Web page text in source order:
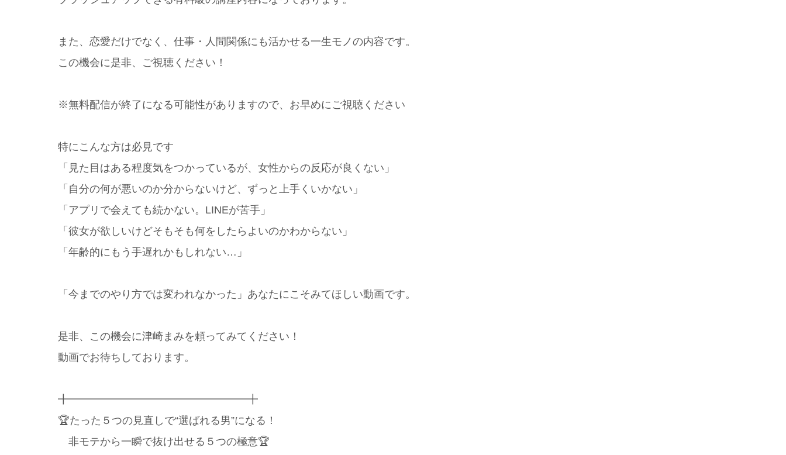
また、恋愛だけでなく、仕事・人間関係にも活かせる一生モノの内容です。
この機会に是非、ご視聴ください！
※無料配信が終了になる可能性がありますので、お早めにご視聴ください
特にこんな方は必見です
「見た目はある程度気をつかっているが、女性からの反応が良くない」
「自分の何が悪いのか分からないけど、ずっと上手くいかない」
「アプリで会えても続かない。LINEが苦手」
「彼女が欲しいけどそもそも何をしたらよいのかわからない」
「年齢的にもう手遅れかもしれない…」
「今までのやり方では変われなかった」あなたにこそみてほしい動画です。
是非、この機会に津崎まみを頼ってみてください！
動画でお待ちしております。
╋━━━━━━━━━━━━━━━━━╋
🏆たった５つの見直しで“選ばれる男”になる！
非モテから一瞬で抜け出せる５つの極意🏆